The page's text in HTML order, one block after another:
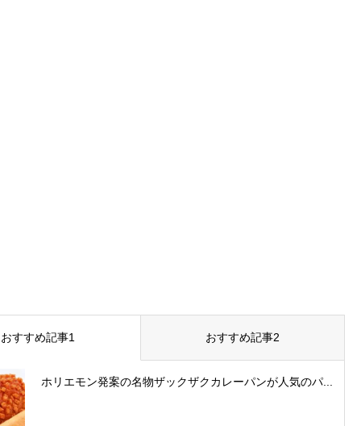
おすすめ記事1 おすすめ記事2
ホリエモン発案の名物ザックザクカレーパンが人気のパ...